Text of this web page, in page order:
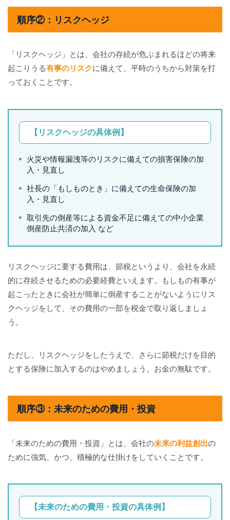
順序②：リスクヘッジ
「リスクヘッジ」とは、会社の存続が危ぶまれるほどの将来
起こりうる有事のリスクに備えて、平時のうちから対策を打
っておくことです。
【リスクヘッジの具体例】
火災や情報漏洩等のリスクに備えての損害保険の加
入・見直し
社長の「もしものとき」に備えての生命保険の加
入・見直し
取引先の倒産等による資金不足に備えての中小企業
倒産防止共済の加入 など
リスクヘッジに要する費用は、節税というより、会社を永続
的に存続させるための必要経費といえます。もしもの有事が
起こったときに会社が簡単に倒産することがないようにリス
クヘッジをして、その費用の一部を税金で取り返しましょ
う。
ただし、リスクヘッジをしたうえで、さらに節税だけを目的
とする保険に加入するのはやめましょう。お金の無駄です。
順序③：未来のための費用・投資
「未来のための費用・投資」とは、会社の未来の利益創出の
ために強気、かつ、積極的な仕掛けをしていくことです。
【未来のための費用・投資の具体例】